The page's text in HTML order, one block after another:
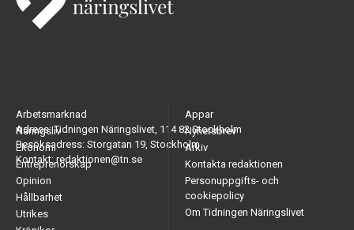
Adress: Tidningen Näringslivet, 114 82 Stockholm
Besöksadress: Storgatan 19, Stockholm
Kontakt: redaktionen@tn.se
Arbetsmarknad
Näringsliv
Ekonomi
Entreprenörskap
Opinion
Hållbarhet
Utrikes
Appar
Nyhetsbrev
Arkiv
Kontakta redaktionen
Personuppgifts- och
cookiepolicy
Om Tidningen Näringslivet